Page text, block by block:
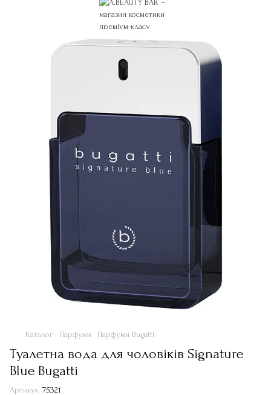
Каталог Парфуми Парфуми Bugatti
Туалетна вода для чоловіків Signature
Blue Bugatti
Артикул: 75321